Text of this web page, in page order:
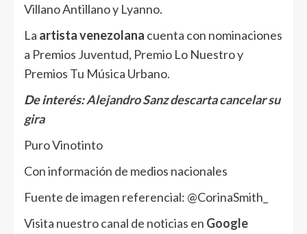
Villano Antillano y Lyanno.
La artista venezolana cuenta con nominaciones
a Premios Juventud, Premio Lo Nuestro y
Premios Tu Música Urbano.
De interés:Alejandro Sanz descarta cancelar su
gira
Puro Vinotinto
Con información de medios nacionales
Fuente de imagen referencial: @CorinaSmith_
Visita nuestro canal de noticias en Google